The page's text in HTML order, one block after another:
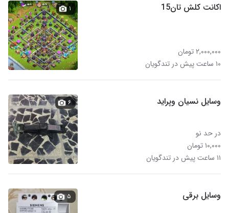
اکانت کلش تان15
۲,۰۰۰,۰۰۰ تومان
۱۰ ساعت پیش در تندگویان
۱
وسایل نسیان وپراید
در حد نو
۱۰,۰۰۰ تومان
۱۱ ساعت پیش در تندگویان
۶
وسایل برقی ۵